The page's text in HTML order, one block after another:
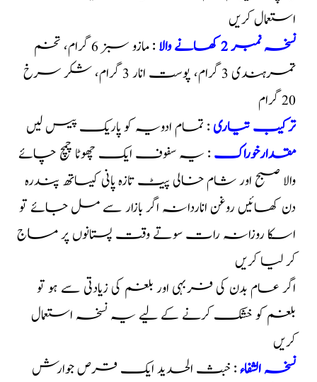
استعمال کریں
نسخہ نمبر 2 کھانے والا
: مازو سبز 6 گرام، تخم
تمرہندی 3 گرام، پوست انار 3 گرام، شکر سرخ
20 گرام
ترکیب تیاری: تمام ادویہ کو پاریک پیس لیں
مقدارخوراک: یہ سفوف ایک چھوٹا چمچ چائے
والا صبح اور شام خالی پیٹ تازہ پانی کیساتھ پندرہ
دن کھائیں روغن اناردانہ اگر بازار سے مل جائے تو
اسکا روزانہ رات سوتے وقت پستانوں پر مساج
کر لیا کریں
اگر عام بدن کی فربہی اور بلغم کی زیادتی سے ہو تو
بلغم کو خشک کرنے کے لیے یہ نسخہ استعمال
کریں
نسخہ الشفاء: خبث الحدید ایک قرص جوارش